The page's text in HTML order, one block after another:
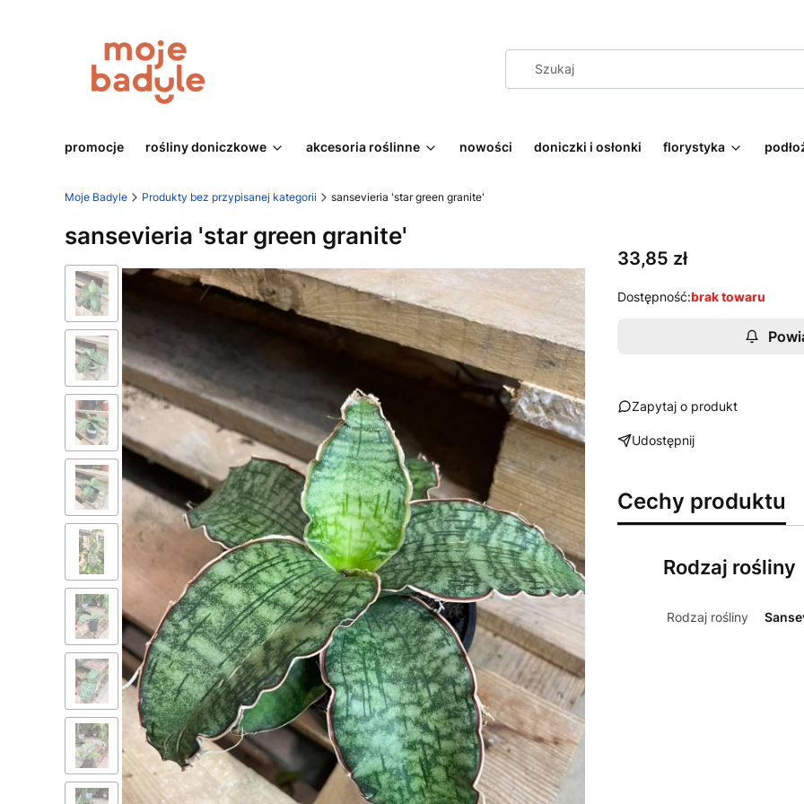
promocje rośliny doniczkowe akcesoria roślinne nowości doniczki i osłonki florystyka
Moje Badyle Produkty bez przypisanej kategorii sansevieria 'star green granite'
sansevieria 'star green granite'
Cena
33,85 zł
Dostępność:brak towaru
Zapytaj o produkt
Udostępnij
Cechy produktu
Rodzaj rośliny
Rodzaj rośliny